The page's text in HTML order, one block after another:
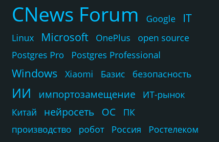
CNews Forum Google IT
Linux Microsoft OnePlus
open source
Postgres Pro
Postgres Professional
Windows Xiaomi Базис безопасность
ИИ импортозамещение
ИТ-рынок
Китай
нейросеть ОС
ПК
производство
робот Россия Ростелеком